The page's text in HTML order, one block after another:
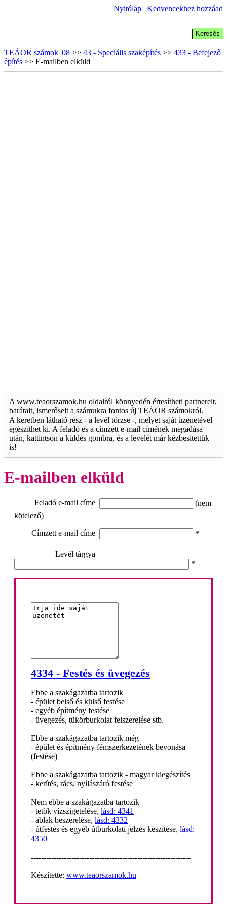
Nyitólap | Kedvencekhez hozzáad
TEÁOR számok '08 >> 43 - Speciális szaképítés >> 433 - Befejező
építés >> E-mailben elküld
A www.teaorszamok.hu oldalról könnyedén értesítheti partnereit,
barátait, ismerőseit a számukra fontos új TEÁOR számokról.
A keretben látható rész - a levél törzse -, melyet saját üzenetével
egészíthet ki. A feladó és a címzett e-mail címének megadása
után, kattintson a küldés gombra, és a levelét már kézbesítettük
is!
E-mailben elküld
Feladó e-mail címe
(nem
kötelező)
Címzett e-mail címe
*
Levél tárgya
*
4334 - Festés és üvegezés
Ebbe a szakágazatba tartozik
- épület belső és külső festése
- egyéb építmény festése
- üvegezés, tükörburkolat felszerelése stb.
Ebbe a szakágazatba tartozik még
- épület és építmény fémszerkezetének bevonása
(festése)
Ebbe a szakágazatba tartozik - magyar kiegészítés
- kerítés, rács, nyílászáró festése
Nem ebbe a szakágazatba tartozik
- tetők vízszigetelése, lásd: 4341
- ablak beszerelése, lásd: 4332
- útfestés és egyéb útburkolati jelzés készítése, lásd:
4350
---------------------------------------------------------------
Készítette: www.teaorszamok.hu